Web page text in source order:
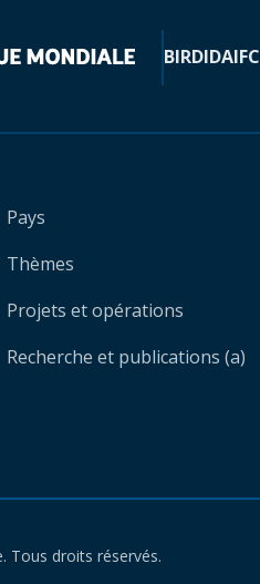
BIRDIDAIFC
Pays
Thèmes
Projets et opérations
Recherche et publications (a)
Tous droits réservés.